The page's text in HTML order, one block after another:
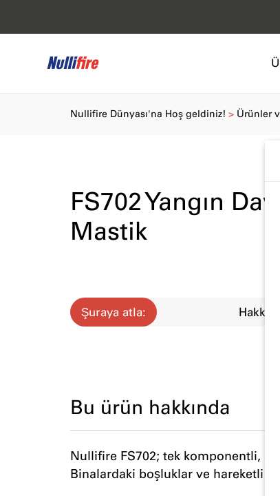
FS702 Yangın
Mastik
Nullifire Dünyası'na Hoş geldiniz! Ürünler
Şuraya atla:
Bu ürün hakkında
Nullifire FS702; tek komponentli, su
Binalardaki boşluklar ve hareketli